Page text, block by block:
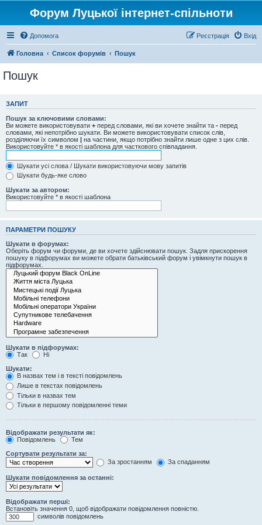
Форум Луцької інтернет-спільноти
Допомога Вхід
Реєстрація
Головна Список форумів Пошук
Пошук
ЗАПИТ
Пошук за ключовими словами:
Ви можете використовувати + перед словами, які ви хочете знайти та - перед
словами, які непотрібно шукати. Ви можете використовувати список слів,
розділяючи їх символом | на частини, якщо потрібно знайти лише одне з цих слів.
Використовуйте * в якості шаблона для часткового співпадання.
Шукати усі слова / Шукати використовуючи мову запитів
Шукати будь-яке слово
Шукати за автором:
Використовуйте * в якості шаблона
ПАРАМЕТРИ ПОШУКУ
Шукати в форумах:
Оберіть форум чи форуми, де ви хочете здійснювати пошук. Задля прискорення
пошуку в підфорумах ви можете обрати батьківський форум і увімкнути пошук в
підфорумах.
Шукати в підфорумах:
Так
Ні
Шукати:
В назвах тем і в тексті повідомлень
Лише в текстах повідомлень
Тільки в назвах тем
Тільки в першому повідомленні теми
Відображати результати як:
Повідомлень
Тем
Сортувати результати за:
За зростанням
За спаданням
Шукати повідомлення за останні:
Відображати перші:
Встановіть значення 0, щоб відображати повідомлення повністю.
символів повідомлень